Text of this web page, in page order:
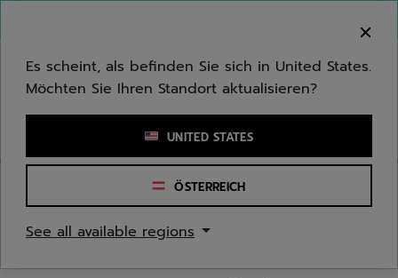
Stichwort oder Artikelnummer eingeben
Bekleidung / Damen
BADMINTONBEKLEIDUNG FÜR
Es scheint, als befinden Sie sich in United States.
Möchten Sie Ihren Standort aktualisieren?
UNITED STATES
ÖSTERREICH
See all available regions